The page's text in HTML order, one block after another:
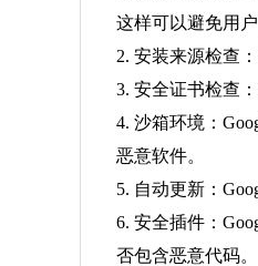
这样可以避免用
2. 安装来源检查
3. 安全证书检查
4. 沙箱环境：
恶意软件。
5. 自动更新：
6. 安全插件：
否包含恶意代码。